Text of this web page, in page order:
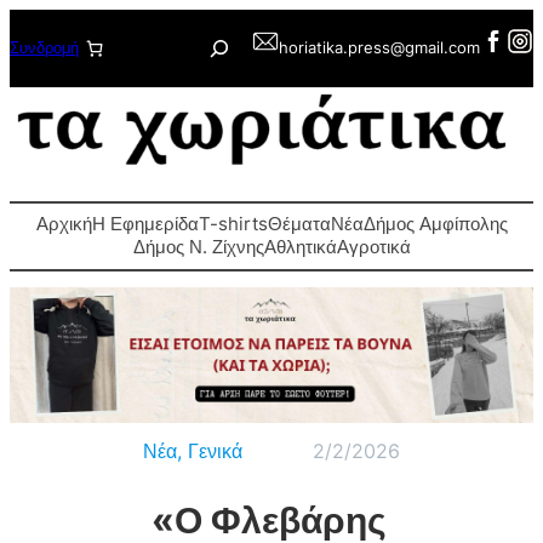
στο
περιεχόμενο
Συνδρομή Αναζήτησηhoriatika.press@gmail.com
ΑρχικήΗ ΕφημερίδαT-shirtsΘέματαΝέαΔήμος Αμφίπολης
Δήμος Ν. ΖίχνηςΑθλητικάΑγροτικά
Νέα, Γενικά 2/2/2026
«Ο Φλεβάρης